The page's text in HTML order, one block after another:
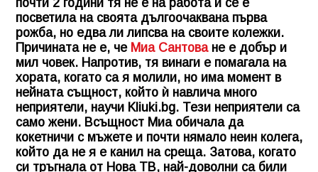
почти 2 години тя не е на работа и се е
посветила на своята дългоочаквана първа
рожба, но едва ли липсва на своите колежки.
Причината не е, че Миа Сантоване е добър и
мил човек. Напротив, тя винаги е помагала на
хората, когато са я молили, но има момент в
нейната същност, който ѝ навлича много
неприятели, научи Kliuki.bg. Тези неприятели са
само жени. Всъщност Миа обичала да
кокетничи с мъжете и почти нямало неин колега,
който да не я е канил на среща. Затова, когато
си тръгнала от Нова ТВ, най-доволни са били